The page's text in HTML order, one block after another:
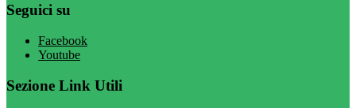
Seguici su
Facebook
Youtube
Sezione Link Utili